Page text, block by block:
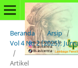
Beranda / Arsip /
Vol 4 No 2 (2025):
/
Artikel